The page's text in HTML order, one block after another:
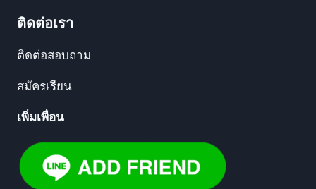
ติดต่อเรา
ติดต่อสอบถาม
สมัครเรียน
เพิ่มเพื่อน